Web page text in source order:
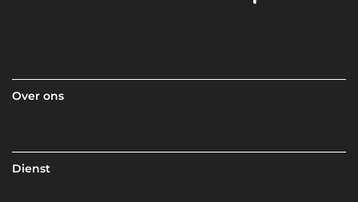
Over ons
Dienst